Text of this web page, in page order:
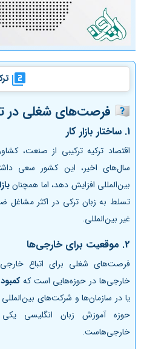
🇹🇷 فرصت‌های شغلی در
1. ساختار بازار کار
اقتصاد ترکیه ترکیبی از صنعت،
سال‌های اخیر، این کشور سعی
بین‌المللی افزایش دهد، اما همچنان
تسلط به زبان ترکی در اکثر مشاغل
غیر بین‌المللی.
2. موقعیت برای خارجی‌ها
فرصت‌های شغلی برای اتباع
خارجی‌ها در حوزه‌هایی است که
یا در سازمان‌ها و شرکت‌های
حوزه آموزش زبان انگلیسی
خارجی‌هاست.